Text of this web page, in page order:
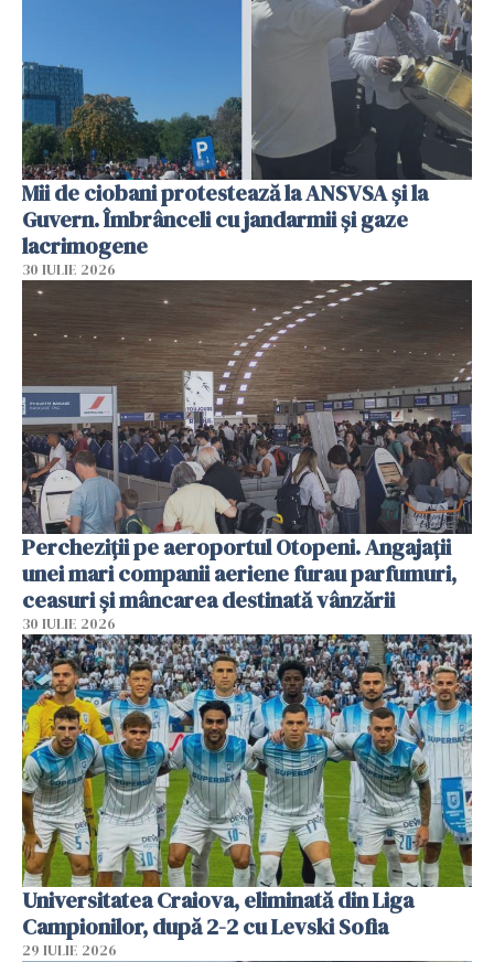
Mii de ciobani protestează la ANSVSA și la
Guvern. Îmbrânceli cu jandarmii și gaze
lacrimogene
30 IULIE 2026
Percheziții pe aeroportul Otopeni. Angajații
unei mari companii aeriene furau parfumuri,
ceasuri și mâncarea destinată vânzării
30 IULIE 2026
Universitatea Craiova, eliminată din Liga
Campionilor, după 2-2 cu Levski Sofia
29 IULIE 2026